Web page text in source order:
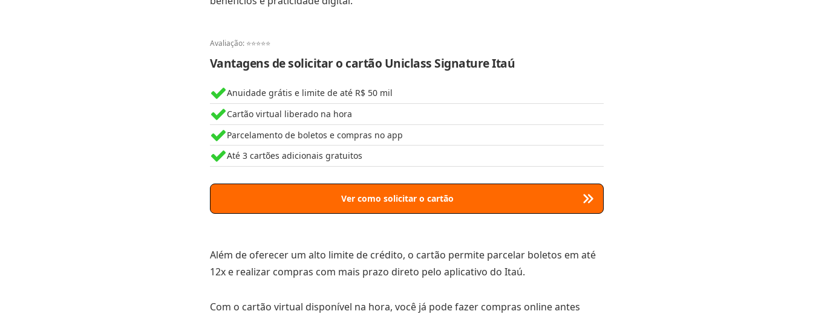
Avaliação: ⭐⭐⭐⭐⭐
Vantagens de solicitar o cartão Uniclass Signature Itaú
Anuidade grátis e limite de até R$ 50 mil
Cartão virtual liberado na hora
Parcelamento de boletos e compras no app
Até 3 cartões adicionais gratuitos
Ver como solicitar o cartão
Além de oferecer um alto limite de crédito, o cartão permite parcelar boletos em até
12x e realizar compras com mais prazo direto pelo aplicativo do Itaú.
Com o cartão virtual disponível na hora, você já pode fazer compras online antes